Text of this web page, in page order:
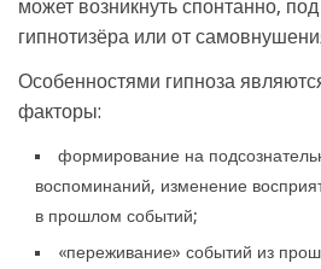
может возникнуть спонтанно,
гипнотизёра или от
Особенностями гипноза
факторы:
формирование на
воспоминаний, изменение
в прошлом событий;
«переживание» событий из